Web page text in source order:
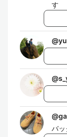
す
@
@
@
バッ